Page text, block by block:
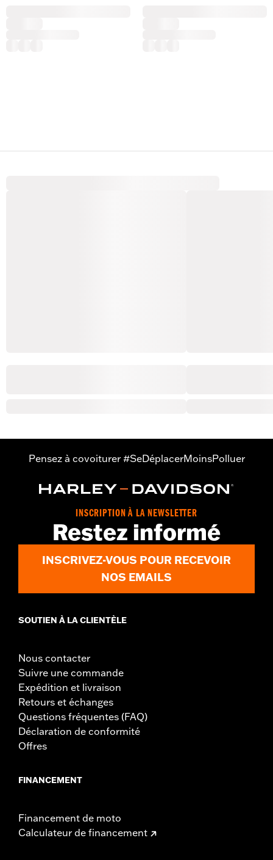
Pensez à covoiturer #SeDéplacerMoinsPolluer
INSCRIPTION À LA NEWSLETTER
Restez informé
INSCRIVEZ-VOUS POUR RECEVOIR
NOS EMAILS
SOUTIEN À LA CLIENTÈLE
Nous contacter
Suivre une commande
Expédition et livraison
Retours et échanges
Questions fréquentes (FAQ)
Déclaration de conformité
Offres
FINANCEMENT
Financement de moto
Calculateur de financement